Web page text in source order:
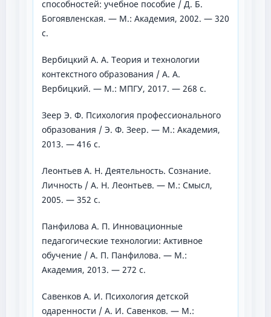
способностей: учебное пособие / Д. Б.
Богоявленская. — М.: Академия, 2002. — 320
с.
Вербицкий А. А. Теория и технологии
контекстного образования / А. А.
Вербицкий. — М.: МПГУ, 2017. — 268 с.
Зеер Э. Ф. Психология профессионального
образования / Э. Ф. Зеер. — М.: Академия,
2013. — 416 с.
Леонтьев А. Н. Деятельность. Сознание.
Личность / А. Н. Леонтьев. — М.: Смысл,
2005. — 352 с.
Панфилова А. П. Инновационные
педагогические технологии: Активное
обучение / А. П. Панфилова. — М.:
Академия, 2013. — 272 с.
Савенков А. И. Психология детской
одаренности / А. И. Савенков. — М.: